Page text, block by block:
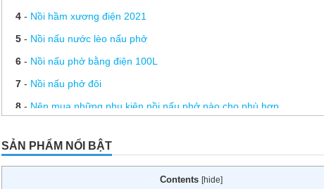
4- Nồi hầm xương điện 2021
5- Nồi nấu nước lèo nấu phở
6- Nồi nấu phở bằng điện 100L
7- Nồi nấu phở đôi
8- Nên mua những phụ kiện nồi nấu phở nào cho phù hợp
10 - Chiết áp nồi phở
Thanh nhiệt thay thế trong nồi nấu phở điện
SẢN PHẨM NỔI BẬT
Contents [hide]